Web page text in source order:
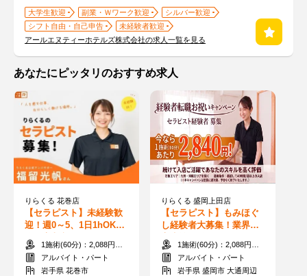
大学生歓迎 副業・Ｗワーク歓迎
シルバー歓迎
シフト自由・自己申告
未経験者歓迎
アールエヌティーホテルズ株式会社の求人一覧を見る
あなたにピッタリのおすすめ求人
りらくる 花巻店
【セラピスト】未経験歓
迎！週0～5、1日1hOK！
◎最高収入3510円（60
分）平均月収33万円
1施術(60分)：2,088円～3,510円
アルバイト・パート
岩手県 花巻市
りらくる 盛岡上田店
【セラピスト】もみほぐ
し経験者大募集！業界最
高水準60分2,840円～も可
能です！1施術(60分)：2,088円～3,510円
アルバイト・パート
岩手県 盛岡市 大通周辺